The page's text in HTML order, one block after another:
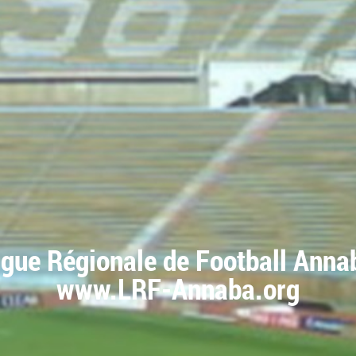
Régionale de Football
www.LRF-Annaba.org